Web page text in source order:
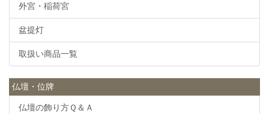
外宮・稲荷宮
盆提灯
取扱い商品一覧
仏壇・位牌
仏壇の飾り方Ｑ＆Ａ